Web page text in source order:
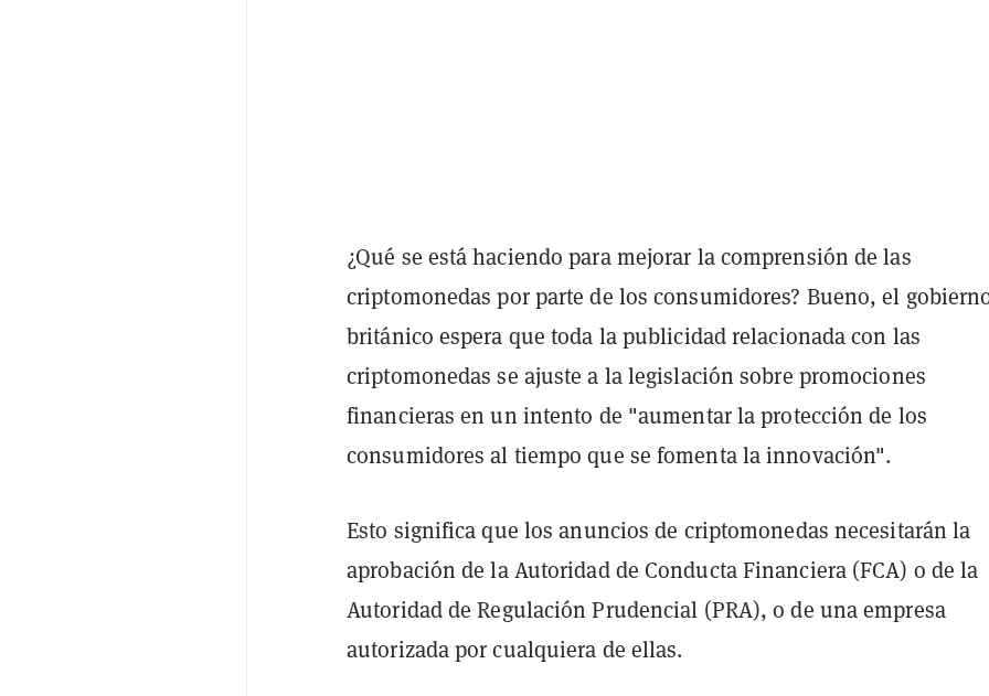
¿Qué se está haciendo para mejorar la comprensión de las
criptomonedas por parte de los consumidores? Bueno, el
británico espera que toda la publicidad relacionada con las
criptomonedas se ajuste a la legislación sobre promociones
financieras en un intento de "aumentar la protección de los
consumidores al tiempo que se fomenta la innovación".
Esto significa que los anuncios de criptomonedas necesitarán la
aprobación de la Autoridad de Conducta Financiera (FCA) o de la
Autoridad de Regulación Prudencial (PRA), o de una empresa
autorizada por cualquiera de ellas.